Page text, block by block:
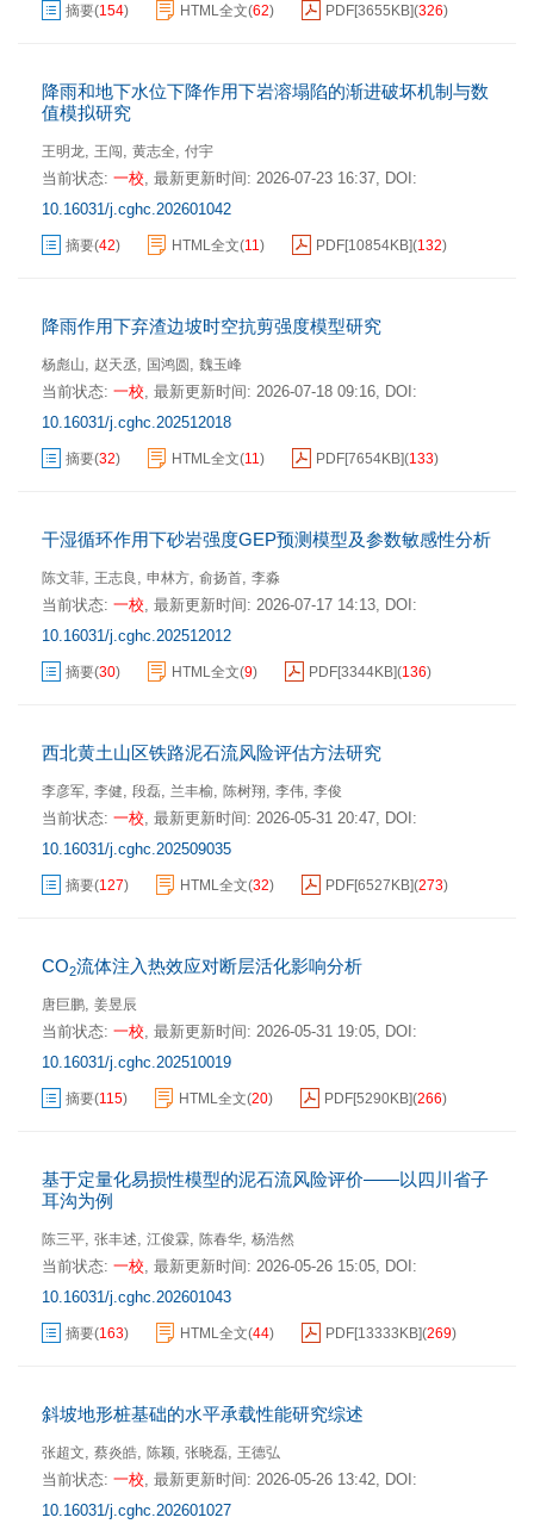
摘要(154) HTML全文(62) PDF[3655KB](326)
降雨和地下水位下降作用下岩溶塌陷的渐进破坏机制与数
值模拟研究
王明龙, 王闯 , 黄志全, 付宇
当前状态: 一校, 最新更新时间: 2026-07-23 16:37, DOI:
10.16031/j.cghc.202601042
摘要(42) HTML全文(11) PDF[10854KB](132)
降雨作用下弃渣边坡时空抗剪强度模型研究
杨彪山, 赵天丞, 国鸿圆 , 魏玉峰
当前状态: 一校, 最新更新时间: 2026-07-18 09:16, DOI:
10.16031/j.cghc.202512018
摘要(32) HTML全文(11) PDF[7654KB](133)
干湿循环作用下砂岩强度GEP预测模型及参数敏感性分析
陈文菲, 王志良 , 申林方, 俞扬首, 李淼
当前状态: 一校, 最新更新时间: 2026-07-17 14:13, DOI:
10.16031/j.cghc.202512012
摘要(30) HTML全文(9) PDF[3344KB](136)
西北黄土山区铁路泥石流风险评估方法研究
李彦军, 李健, 段磊, 兰丰榆, 陈树翔, 李伟, 李俊
当前状态: 一校, 最新更新时间: 2026-05-31 20:47, DOI:
10.16031/j.cghc.202509035
摘要(127) HTML全文(32) PDF[6527KB](273)
CO2流体注入热效应对断层活化影响分析
唐巨鹏, 姜昱辰
当前状态: 一校, 最新更新时间: 2026-05-31 19:05, DOI:
10.16031/j.cghc.202510019
摘要(115) HTML全文(20) PDF[5290KB](266)
基于定量化易损性模型的泥石流风险评价——以四川省子
耳沟为例
陈三平, 张丰述, 江俊霖, 陈春华, 杨浩然
当前状态: 一校, 最新更新时间: 2026-05-26 15:05, DOI:
10.16031/j.cghc.202601043
摘要(163) HTML全文(44) PDF[13333KB](269)
斜坡地形桩基础的水平承载性能研究综述
张超文, 蔡炎皓, 陈颖, 张晓磊, 王德弘
当前状态: 一校, 最新更新时间: 2026-05-26 13:42, DOI:
10.16031/j.cghc.202601027